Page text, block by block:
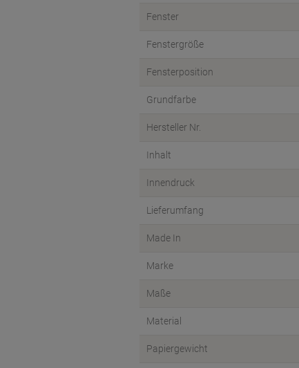
Fenster
Fenstergröße
Fensterposition
Grundfarbe
Hersteller Nr.
Inhalt
Innendruck
Lieferumfang
Made In
Marke
Maße
Material
Papiergewicht